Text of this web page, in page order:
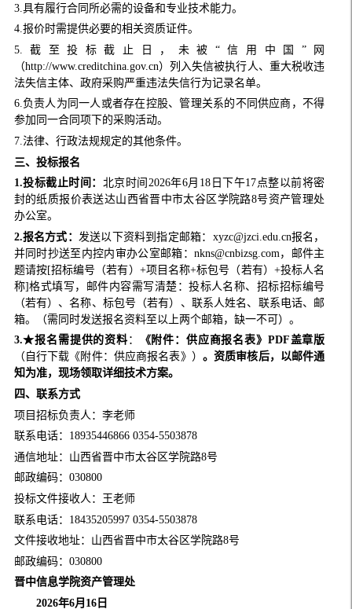
3.具有履行合同所必需的设备和专业技术能力。
4.报价时需提供必要的相关资质证件。
5.截至投标截止日，未被“信用中国”网
（http://www.creditchina.gov.cn）列入失信被执行人、重大税收违
法失信主体、政府采购严重违法失信行为记录名单。
6.负责人为同一人或者存在控股、管理关系的不同供应商，不得
参加同一合同项下的采购活动。
7.法律、行政法规规定的其他条件。
三、 投标报名
1.投标截止时间： 北京时间2026年6月18日下午17点整以前将密
封的纸质报价表送达山西省晋中市太谷区学院路8号资产管理处
办公室。
2.报名方式： 发送以下资料到指定邮箱：xyzc@jzci.edu.cn报名，
并同时抄送至内控内审办公室邮箱：nkns@cnbizsg.com，邮件主
题请按[招标编号（若有）+项目名称+标包号（若有）+投标人名
称]格式填写，邮件内容需写清楚：投标人名称、招标招标编号
（若有）、名称、标包号（若有）、联系人姓名、联系电话、邮
箱。（需同时发送报名资料至以上两个邮箱，缺一不可）。
3.★报名需提供的资料 ：
《附件：供应商报名表》PDF盖章版
（自行下载《附件：供应商报名表》） 。资质审核后，以邮件通
知为准， 现场领取详细技术方案。
四、联系方式
项目招标负责人：李老师
联系电话：18935446866 0354-5503878
通信地址：山西省晋中市太谷区学院路8号
邮政编码：030800
投标文件接收人：王老师
联系电话：18435205997 0354-5503878
文件接收地址：山西省晋中市太谷区学院路8号
邮政编码：030800
晋中信息学院资产管理处
2026年6月 1 6日